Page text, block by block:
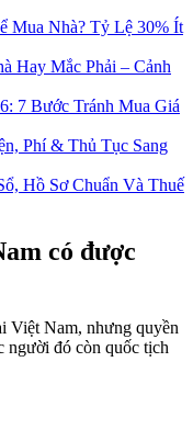
Mua Nhà? Tỷ Lệ 30% Ít
Hay Mắc Phải – Cảnh
7 Bước Tránh Mua Giá
Phí & Thủ Tục Sang
Hồ Sơ Chuẩn Và Thuế
có được
Việt Nam, nhưng quyền
người đó còn quốc tịch